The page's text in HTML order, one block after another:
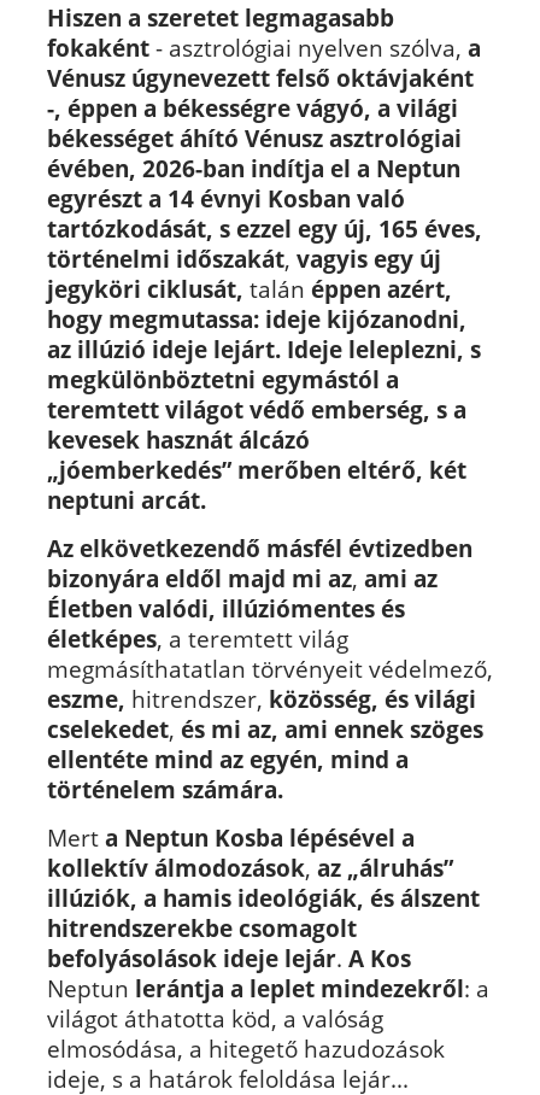
Hiszen a szeretet legmagasabb
fokaként- asztrológiai nyelven szólva, a
Vénusz úgynevezett felső oktávjaként
-, éppen a békességre vágyó, a világi
békességet áhító Vénusz asztrológiai
évében, 2026-ban indítja el a Neptun
egyrészt a 14 évnyi Kosban való
tartózkodását, s ezzel egy új, 165 éves,
történelmi időszakát, vagyis egy új
jegyköri ciklusát, talán éppen azért,
hogy megmutassa: ideje kijózanodni,
az illúzió ideje lejárt. Ideje leleplezni, s
megkülönböztetni egymástól a
teremtett világot védő emberség, s a
kevesek hasznát álcázó
„jóemberkedés” merőben eltérő, két
neptuni arcát.
Az elkövetkezendő másfél évtizedben
bizonyára eldől majd mi az, ami az
Életben valódi, illúziómentes és
életképes, a teremtett világ
megmásíthatatlan törvényeit védelmező,
eszme, hitrendszer, közösség, és világi
cselekedet, és mi az, ami ennek szöges
ellentéte mind az egyén, mind a
történelem számára.
Mert a Neptun Kosba lépésével a
kollektív álmodozások, az „álruhás”
illúziók, a hamis ideológiák, és álszent
hitrendszerekbe csomagolt
befolyásolások ideje lejár. A Kos
Neptun lerántja a leplet mindezekről: a
világot áthatotta köd, a valóság
elmosódása, a hitegető hazudozások
ideje, s a határok feloldása lejár...